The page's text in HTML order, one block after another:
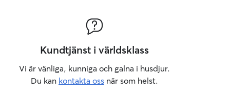
Kundtjänst i världsklass
Vi är vänliga, kunniga och galna i husdjur.
Du kan kontakta oss när som helst.